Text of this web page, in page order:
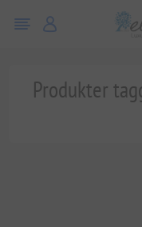
Produkter